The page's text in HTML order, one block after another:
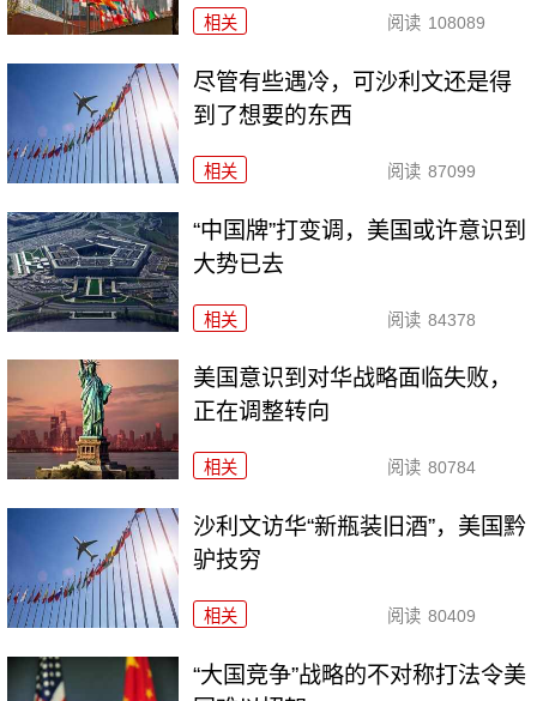
相关 阅读 108089
尽管有些遇冷，可沙利文还是得
到了想要的东西
相关 阅读 87099
“中国牌”打变调，美国或许意识到
大势已去
相关 阅读 84378
美国意识到对华战略面临失败，
正在调整转向
相关 阅读 80784
沙利文访华“新瓶装旧酒”，美国黔
驴技穷
相关 阅读 80409
“大国竞争”战略的不对称打法令美